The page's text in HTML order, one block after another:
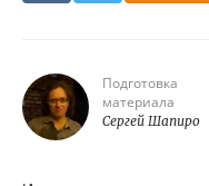
Подготовка
материала
Сергей Шапиро